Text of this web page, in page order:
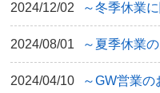
2024/12/02 ～冬季休業
2024/08/01 ～夏季休業
2024/04/10 ～GW営業の